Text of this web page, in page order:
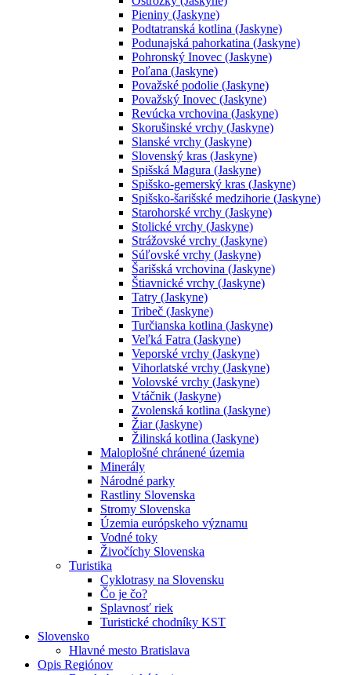
Pieniny (Jaskyne)
Podtatranská kotlina (Jaskyne)
Podunajská pahorkatina (Jaskyne)
Pohronský Inovec (Jaskyne)
Poľana (Jaskyne)
Považské podolie (Jaskyne)
Považský Inovec (Jaskyne)
Revúcka vrchovina (Jaskyne)
Skorušinské vrchy (Jaskyne)
Slanské vrchy (Jaskyne)
Slovenský kras (Jaskyne)
Spišská Magura (Jaskyne)
Spišsko-gemerský kras (Jaskyne)
Spišsko-šarišské medzihorie (Jaskyne)
Starohorské vrchy (Jaskyne)
Stolické vrchy (Jaskyne)
Strážovské vrchy (Jaskyne)
Súľovské vrchy (Jaskyne)
Šarišská vrchovina (Jaskyne)
Štiavnické vrchy (Jaskyne)
Tatry (Jaskyne)
Tribeč (Jaskyne)
Turčianska kotlina (Jaskyne)
Veľká Fatra (Jaskyne)
Veporské vrchy (Jaskyne)
Vihorlatské vrchy (Jaskyne)
Volovské vrchy (Jaskyne)
Vtáčnik (Jaskyne)
Zvolenská kotlina (Jaskyne)
Žiar (Jaskyne)
Žilinská kotlina (Jaskyne)
Maloplošné chránené územia
Minerály
Národné parky
Rastliny Slovenska
Stromy Slovenska
Územia európskeho významu
Vodné toky
Živočíchy Slovenska
Turistika
Cyklotrasy na Slovensku
Čo je čo?
Splavnosť riek
Turistické chodníky KST
Slovensko
Hlavné mesto Bratislava
Opis Regiónov